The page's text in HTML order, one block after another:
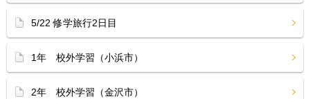
5/22 修学旅行2日目
1年 校外学習（小浜市）
2年 校外学習（金沢市）